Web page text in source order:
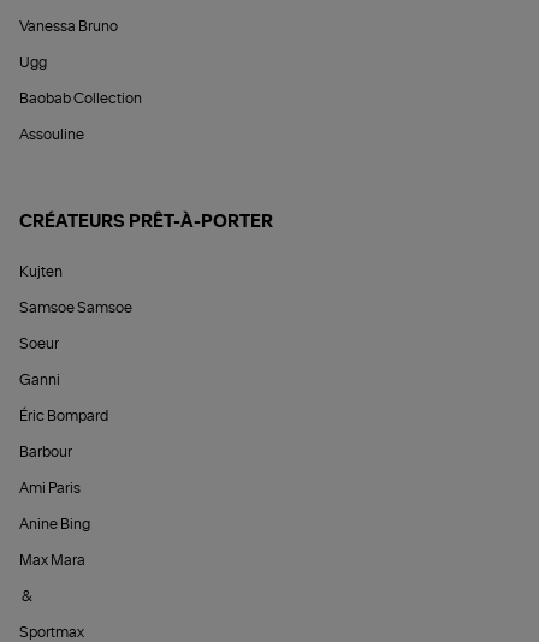
Vanessa Bruno
Ugg
Baobab Collection
Assouline
CRÉATEURS PRÊT-À-PORTER
Kujten
Samsoe Samsoe
Soeur
Ganni
Éric Bompard
Barbour
Ami Paris
Anine Bing
Max Mara
&
Sportmax